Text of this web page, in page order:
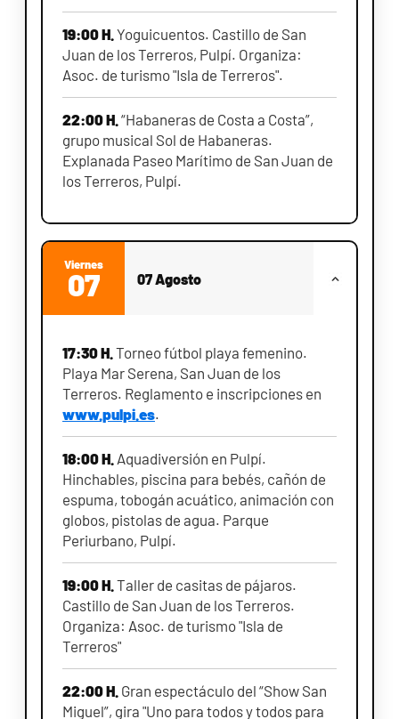
19:00 H.Yoguicuentos. Castillo de San
Juan de los Terreros, Pulpí. Organiza:
Asoc. de turismo "Isla de Terreros".
22:00 H.“Habaneras de Costa a Costa”,
grupo musical Sol de Habaneras.
Explanada Paseo Marítimo de San Juan de
los Terreros, Pulpí.
Viernes
07 07 Agosto
17:30 H.Torneo fútbol playa femenino.
Playa Mar Serena, San Juan de los
Terreros. Reglamento e inscripciones en
www.pulpi.es.
18:00 H. Aquadiversión en Pulpí.
Hinchables, piscina para bebés, cañón de
espuma, tobogán acuático, animación con
globos, pistolas de agua. Parque
Periurbano, Pulpí.
19:00 H.Taller de casitas de pájaros.
Castillo de San Juan de los Terreros.
Organiza: Asoc. de turismo "Isla de
Terreros"
22:00 H. Gran espectáculo del “Show San
Miguel”, gira "Uno para todos y todos para